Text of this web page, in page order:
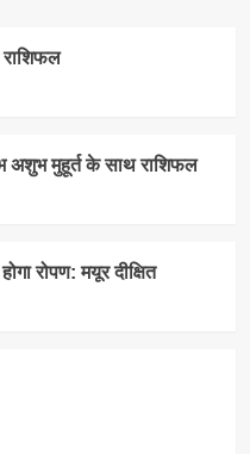
अशुभ मुहूर्त के साथ राशिफल
रोपण: मयूर दीक्षित